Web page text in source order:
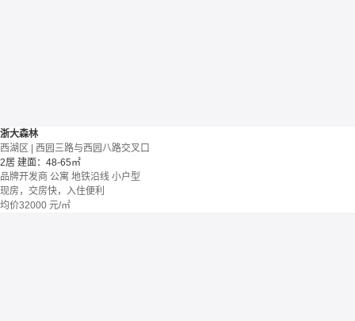
浙大森林
西湖区 | 西园三路与西园八路交叉口
2居 建面：48-65㎡
品牌开发商 公寓 地铁沿线 小户型
现房，交房快，入住便利
均价32000 元/㎡